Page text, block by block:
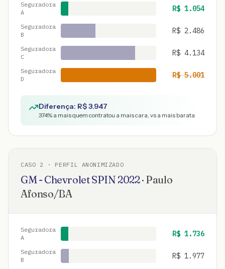
Seguradora
A
R$ 1.054
Seguradora
B
R$ 2.486
Seguradora
C
R$ 4.134
Seguradora
D
R$5.001
Diferença: R$3.947
374% a mais quem contratou a mais cara, vs a mais barata
CASO 2 · PERFIL ANONIMIZADO
GM - ChevroletSPIN 2022· Paulo
Afonso/BA
Seguradora
A
R$ 1.736
Seguradora
B
R$ 1.977